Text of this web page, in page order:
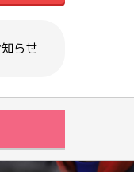
らせ